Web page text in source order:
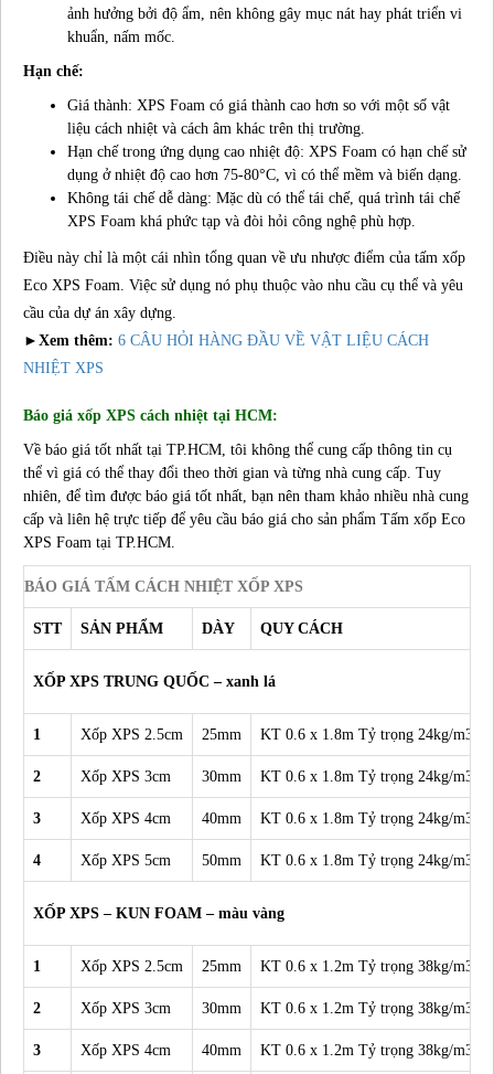
ảnh hưởng bởi độ ẩm, nên không gây mục nát hay phát triển vi
khuẩn, nấm mốc.
Hạn chế:
Giá thành: XPS Foam có giá thành cao hơn so với một số vật
liệu cách nhiệt và cách âm khác trên thị trường.
Hạn chế trong ứng dụng cao nhiệt độ: XPS Foam có hạn chế sử
dụng ở nhiệt độ cao hơn 75-80°C, vì có thể mềm và biến dạng.
Không tái chế dễ dàng: Mặc dù có thể tái chế, quá trình tái chế
XPS Foam khá phức tạp và đòi hỏi công nghệ phù hợp.
Điều này chỉ là một cái nhìn tổng quan về ưu nhược điểm của tấm xốp
Eco XPS Foam. Việc sử dụng nó phụ thuộc vào nhu cầu cụ thể và yêu
cầu của dự án xây dựng.
►Xem thêm: 6 CÂU HỎI HÀNG ĐẦU VỀ VẬT LIỆU CÁCH
NHIỆT XPS
Báo giá xốp XPS cách nhiệt tại HCM:
Về báo giá tốt nhất tại TP.HCM, tôi không thể cung cấp thông tin cụ
thể vì giá có thể thay đổi theo thời gian và từng nhà cung cấp. Tuy
nhiên, để tìm được báo giá tốt nhất, bạn nên tham khảo nhiều nhà cung
cấp và liên hệ trực tiếp để yêu cầu báo giá cho sản phẩm Tấm xốp Eco
XPS Foam tại TP.HCM.
BÁO GIÁ TẤM CÁCH NHIỆT XỐP XPS
STT SẢN PHẨM DÀY QUY CÁCH
XỐP XPS TRUNG QUỐC – xanh lá
1 Xốp XPS 2.5cm 25mm KT 0.6 x 1.8m Tỷ trọng 24kg/m3
2 Xốp XPS 3cm 30mm KT 0.6 x 1.8m Tỷ trọng 24kg/m3
3 Xốp XPS 4cm 40mm KT 0.6 x 1.8m Tỷ trọng 24kg/m3
4 Xốp XPS 5cm 50mm KT 0.6 x 1.8m Tỷ trọng 24kg/m3
XỐP XPS – KUN FOAM – màu vàng
1 Xốp XPS 2.5cm 25mm KT 0.6 x 1.2m Tỷ trọng 38kg/m3
2 Xốp XPS 3cm 30mm KT 0.6 x 1.2m Tỷ trọng 38kg/m3
3 Xốp XPS 4cm 40mm KT 0.6 x 1.2m Tỷ trọng 38kg/m3